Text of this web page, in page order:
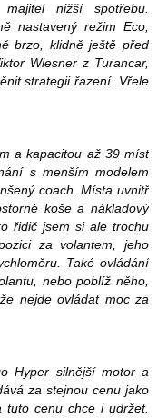
nižší spotřebu.
nastavený režim Eco,
brzo, klidně ještě před
Wiesner z Turancar,
strategii řazení. Vřele
a kapacitou až 39 míst
s menším modelem
coach. Místa uvnitř
koše a nákladový
řidič jsem si ale trochu
za volantem, jeho
Také ovládání
nebo poblíž něho,
nejde ovládat moc za
Hyper silnější motor a
za stejnou cenu jako
tuto cenu chce i udržet.